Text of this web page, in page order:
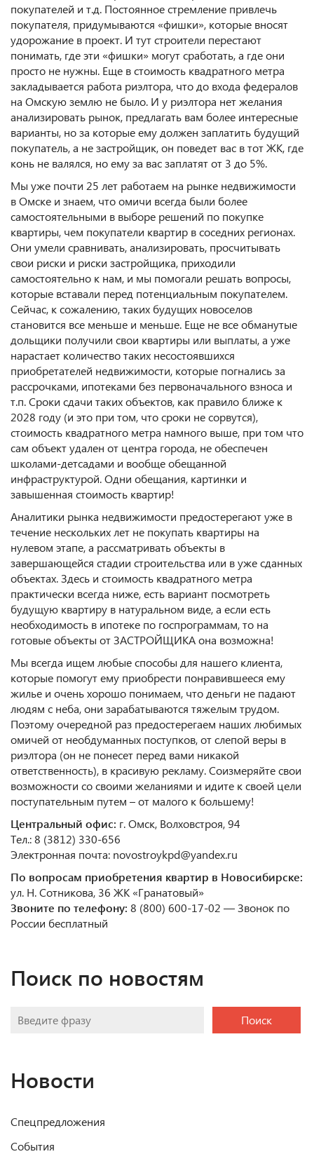
покупателей и т.д. Постоянное стремление привлечь
покупателя, придумываются «фишки», которые вносят
удорожание в проект. И тут строители перестают
понимать, где эти «фишки» могут сработать, а где они
просто не нужны. Еще в стоимость квадратного метра
закладывается работа риэлтора, что до входа федералов
на Омскую землю не было. И у риэлтора нет желания
анализировать рынок, предлагать вам более интересные
варианты, но за которые ему должен заплатить будущий
покупатель, а не застройщик, он поведет вас в тот ЖК, где
конь не валялся, но ему за вас заплатят от 3 до 5%.
Мы уже почти 25 лет работаем на рынке недвижимости
в Омске и знаем, что омичи всегда были более
самостоятельными в выборе решений по покупке
квартиры, чем покупатели квартир в соседних регионах.
Они умели сравнивать, анализировать, просчитывать
свои риски и риски застройщика, приходили
самостоятельно к нам, и мы помогали решать вопросы,
которые вставали перед потенциальным покупателем.
Сейчас, к сожалению, таких будущих новоселов
становится все меньше и меньше. Еще не все обманутые
дольщики получили свои квартиры или выплаты, а уже
нарастает количество таких несостоявшихся
приобретателей недвижимости, которые погнались за
рассрочками, ипотеками без первоначального взноса и
т.п. Сроки сдачи таких объектов, как правило ближе к
2028 году (и это при том, что сроки не сорвутся),
стоимость квадратного метра намного выше, при том что
сам объект удален от центра города, не обеспечен
школами-детсадами и вообще обещанной
инфраструктурой. Одни обещания, картинки и
завышенная стоимость квартир!
Аналитики рынка недвижимости предостерегают уже в
течение нескольких лет не покупать квартиры на
нулевом этапе, а рассматривать объекты в
завершающейся стадии строительства или в уже сданных
объектах. Здесь и стоимость квадратного метра
практически всегда ниже, есть вариант посмотреть
будущую квартиру в натуральном виде, а если есть
необходимость в ипотеке по госпрограммам, то на
готовые объекты от ЗАСТРОЙЩИКА она возможна!
Мы всегда ищем любые способы для нашего клиента,
которые помогут ему приобрести понравившееся ему
жилье и очень хорошо понимаем, что деньги не падают
людям с неба, они зарабатываются тяжелым трудом.
Поэтому очередной раз предостерегаем наших любимых
омичей от необдуманных поступков, от слепой веры в
риэлтора (он не понесет перед вами никакой
ответственность), в красивую рекламу. Соизмеряйте свои
возможности со своими желаниями и идите к своей цели
поступательным путем – от малого к большему!
Центральный офис: г. Омск, Волховстроя, 94
Тел.: 8 (3812) 330-656
Электронная почта: novostroykpd@yandex.ru
По вопросам приобретения квартир в Новосибирске:
ул. Н. Сотникова, 36 ЖК «Гранатовый»
Звоните по телефону: 8 (800) 600-17-02 — Звонок по
России бесплатный
Поиск по новостям
Поиск
Новости
Спецпредложения
События